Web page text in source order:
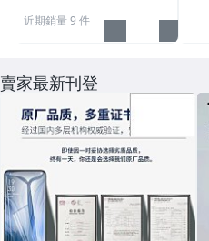
近期銷量 9 件
賣家最新刊登